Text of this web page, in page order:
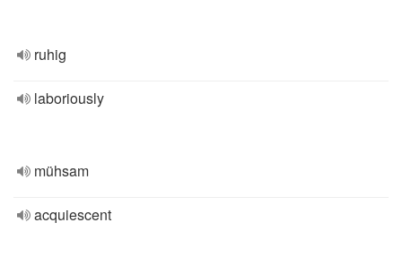
ruhig
laboriously
mühsam
acquiescent